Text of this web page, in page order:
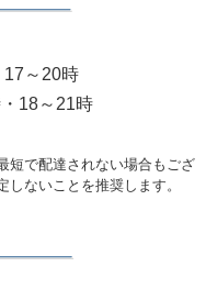
17～20時
18～21時
短で配達されない場合もござ
ないことを推奨します。